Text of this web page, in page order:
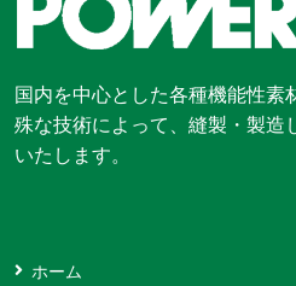
国内を中心とした各種機能性素
殊な技術によって、縫製・製造
いたします。
ホーム